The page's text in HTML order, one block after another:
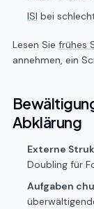
ISI bei
Lesen Sie frühes
annehmen, ein
Abklärung
Externe
Doubling für
Aufgaben